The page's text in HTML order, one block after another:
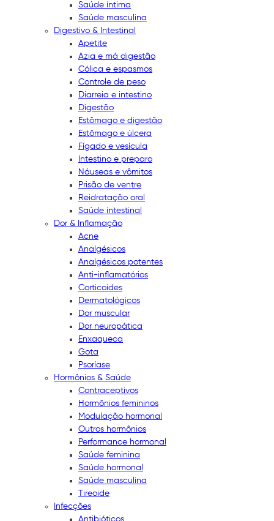
Saúde íntima
Saúde masculina
Digestivo & Intestinal
Apetite
Azia e má digestão
Cólica e espasmos
Controle de peso
Diarreia e intestino
Digestão
Estômago e digestão
Estômago e úlcera
Fígado e vesícula
Intestino e preparo
Náuseas e vômitos
Prisão de ventre
Reidratação oral
Saúde intestinal
Dor & Inflamação
Acne
Analgésicos
Analgésicos potentes
Anti-inflamatórios
Corticoides
Dermatológicos
Dor muscular
Dor neuropática
Enxaqueca
Gota
Psoríase
Hormônios & Saúde
Contraceptivos
Hormônios femininos
Modulação hormonal
Outros hormônios
Performance hormonal
Saúde feminina
Saúde hormonal
Saúde masculina
Tireoide
Infecções
Antibióticos